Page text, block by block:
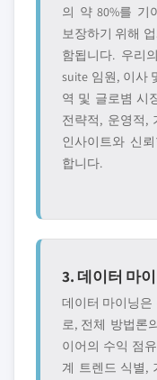
의 약 80%를 기
보장하기 위해
함됩니다. 우리
suite 임원, 이사
역 및 글로볌 시
전략적, 운영적,
인사이트와 신
합니다.
3. 데이터 마
데이터 마이닝은
로, 전체 방법론
이어의 수익 점
계 트렌드 식별,